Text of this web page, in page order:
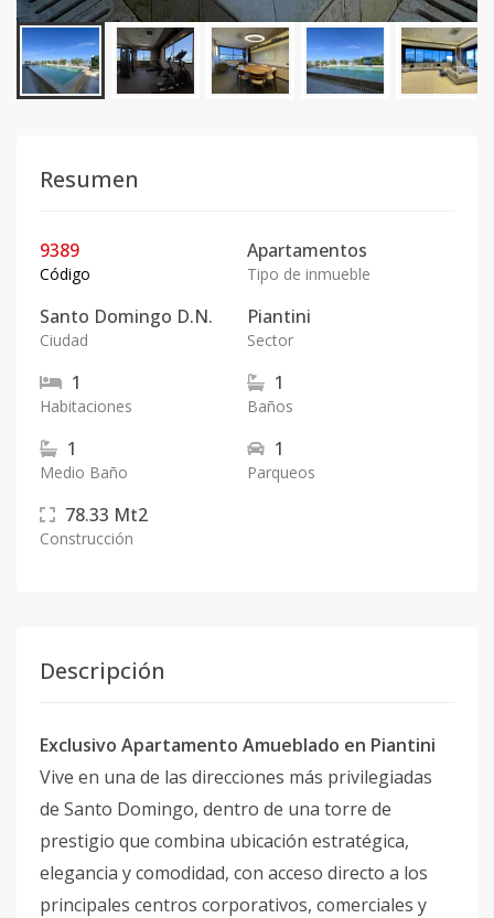
Resumen
9389
Código
Apartamentos
Tipo de inmueble
Santo Domingo D.N.
Ciudad
Piantini
Sector
1
Habitaciones
1
Baños
1
Medio Baño
1
Parqueos
78.33 Mt2
Construcción
Descripción
Exclusivo Apartamento Amueblado en Piantini
Vive en una de las direcciones más privilegiadas
de Santo Domingo, dentro de una torre de
prestigio que combina ubicación estratégica,
elegancia y comodidad, con acceso directo a los
principales centros corporativos, comerciales y